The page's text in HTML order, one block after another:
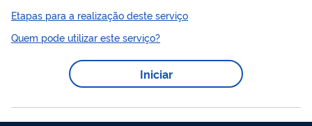
poderá visualizar as informações da obra e, se necessário,
fazer uma denúncia caso essas informações não estejam de
acordo com a realidade. Você pode apoiar o Ministério da
Saúde na fiscalização deobrasem unidades de saúde, como
hospitais, postos de saúde (unidade básica de saúde), UPAs
a página do SISMOB Cidadão,...
Etapas para a realização deste serviço
Quem pode utilizar este serviço?
Iniciar